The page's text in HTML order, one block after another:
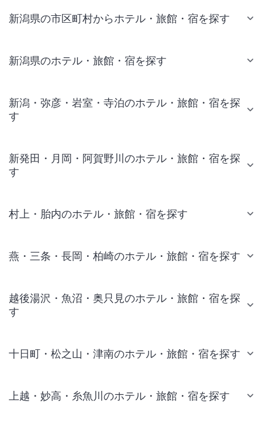
新潟県の市区町村からホテル・旅館・宿を探す
新潟県のホテル・旅館・宿を探す
新潟・弥彦・岩室・寺泊のホテル・旅館・宿を探
す
新発田・月岡・阿賀野川のホテル・旅館・宿を探
す
村上・胎内のホテル・旅館・宿を探す
燕・三条・長岡・柏崎のホテル・旅館・宿を探す
越後湯沢・魚沼・奥只見のホテル・旅館・宿を探
す
十日町・松之山・津南のホテル・旅館・宿を探す
上越・妙高・糸魚川のホテル・旅館・宿を探す